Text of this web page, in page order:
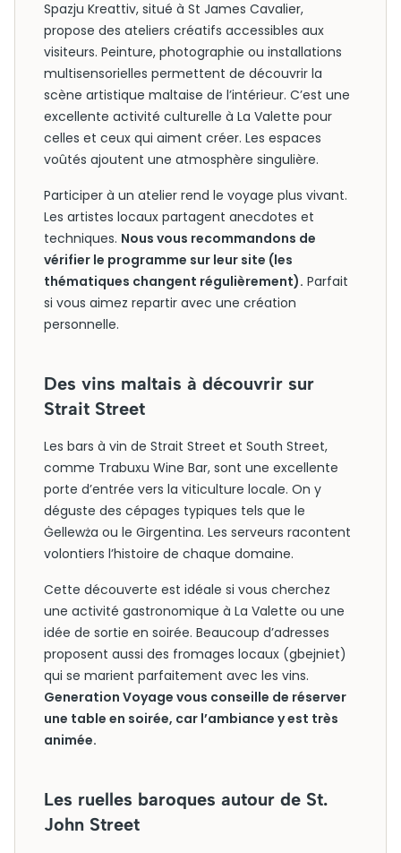
Spazju Kreattiv, situé à St James Cavalier,
propose des ateliers créatifs accessibles aux
visiteurs. Peinture, photographie ou installations
multisensorielles permettent de découvrir la
scène artistique maltaise de l’intérieur. C’est une
excellente activité culturelle à La Valette pour
celles et ceux qui aiment créer. Les espaces
voûtés ajoutent une atmosphère singulière.
Participer à un atelier rend le voyage plus vivant.
Les artistes locaux partagent anecdotes et
techniques. Nous vous recommandons de
vérifier le programme sur leur site (les
thématiques changent régulièrement). Parfait
si vous aimez repartir avec une création
personnelle.
Des vins maltais à découvrir sur
Strait Street
Les bars à vin de Strait Street et South Street,
comme Trabuxu Wine Bar, sont une excellente
porte d’entrée vers la viticulture locale. On y
déguste des cépages typiques tels que le
Ġellewża ou le Girgentina. Les serveurs racontent
volontiers l’histoire de chaque domaine.
Cette découverte est idéale si vous cherchez
une activité gastronomique à La Valette ou une
idée de sortie en soirée. Beaucoup d’adresses
proposent aussi des fromages locaux (gbejniet)
qui se marient parfaitement avec les vins.
Generation Voyage vous conseille de réserver
une table en soirée, car l’ambiance y est très
animée.
Les ruelles baroques autour de St.
John Street